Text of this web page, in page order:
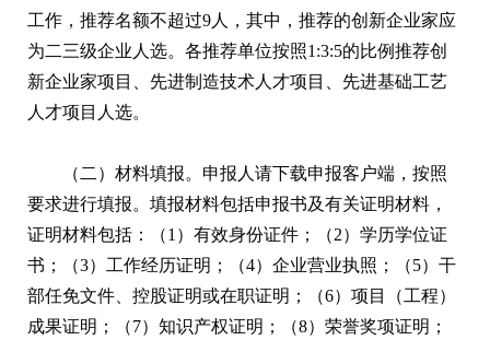
工作，推荐名额不超过9人，其中，推荐的创新企业家应
为二三级企业人选。各推荐单位按照1:3:5的比例推荐创
新企业家项目、先进制造技术人才项目、先进基础工艺
人才项目人选。
（二）材料填报。申报人请下载申报客户端，按照
要求进行填报。填报材料包括申报书及有关证明材料，
证明材料包括：（1）有效身份证件；（2）学历学位证
书；（3）工作经历证明；（4）企业营业执照；（5）干
部任免文件、控股证明或在职证明；（6）项目（工程）
成果证明；（7）知识产权证明；（8）荣誉奖项证明；